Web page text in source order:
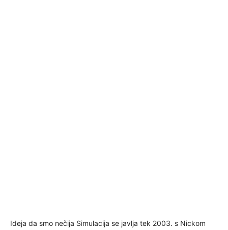
Ideja da smo nečija Simulacija se javlja tek 2003. s Nickom